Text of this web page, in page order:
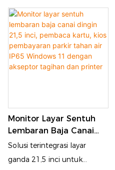
Integrasi Sistem HIS ✅
Kustomisasi Medis
Profesional: Desain UI, Modul
Fungsi & Tampilan ✅
Bersertifikasi CE FCC ROHS &
dirancang untuk manajemen
tempat parkir yang efisien.
Kios swalayan 15 inci ini
memungkinkan pengemudi
untuk menyelesaikan
mengurangi beban kerja
kasir manual dan
mempersingkat waktu
tunggu. Dilengkapi dengan
Monitor Layar Sentuh
Lembaran Baja Canai
Dingin 21,5 Inci,
Pembaca Kartu, Kios
Solusi terintegrasi layar
ganda 21,5 inci untuk